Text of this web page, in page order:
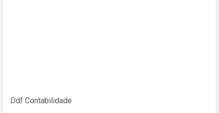
Ddf Contabilidade